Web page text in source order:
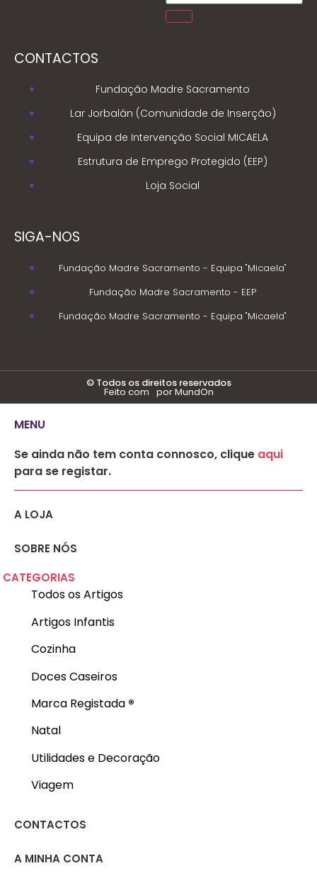
CONTACTOS
Fundação Madre Sacramento
Lar Jorbalán (Comunidade de Inserção)
Equipa de Intervenção Social MICAELA
Estrutura de Emprego Protegido (EEP)
Loja Social
SIGA-NOS
Fundação Madre Sacramento - Equipa "Micaela"
Fundação Madre Sacramento - EEP
Fundação Madre Sacramento - Equipa "Micaela"
© Todos os direitos reservados
Feito com por MundOn
MENU
Se ainda não tem conta connosco, clique aqui
para se registar.
A LOJA
SOBRE NÓS
CATEGORIAS
Todos os Artigos
Artigos Infantis
Cozinha
Doces Caseiros
Marca Registada ®
Natal
Utilidades e Decoração
Viagem
CONTACTOS
A MINHA CONTA